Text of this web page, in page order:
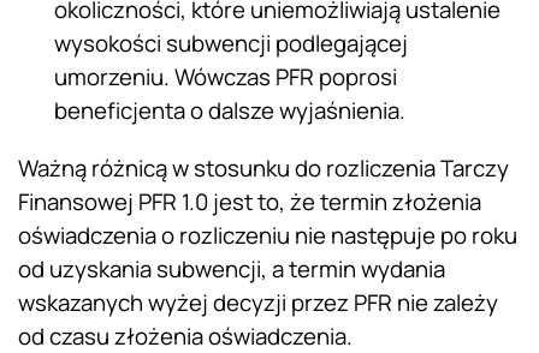
okoliczności, które uniemożliwiają ustalenie
wysokości subwencji podlegającej
umorzeniu. Wówczas PFR poprosi
beneficjenta o dalsze wyjaśnienia.
Ważną różnicą w stosunku do rozliczenia Tarczy
Finansowej PFR 1.0 jest to, że termin złożenia
oświadczenia o rozliczeniu nie następuje po roku
od uzyskania subwencji, a termin wydania
wskazanych wyżej decyzji przez PFR nie zależy
od czasu złożenia oświadczenia.